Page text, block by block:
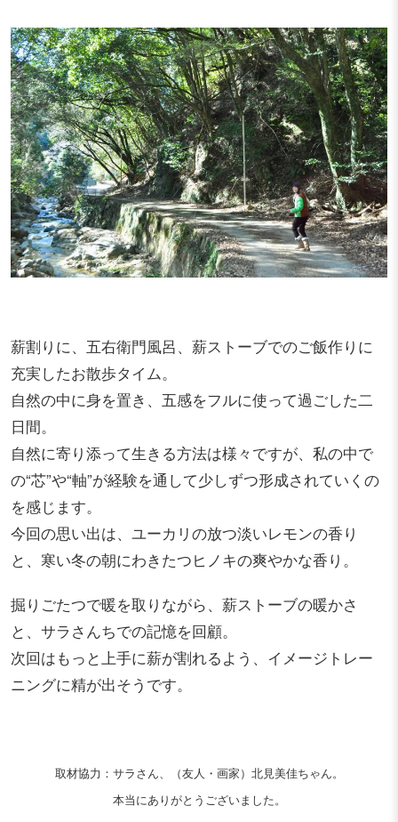
薪割りに、五右衛門風呂、薪ストーブでのご飯作りに
充実したお散歩タイム。
自然の中に身を置き、五感をフルに使って過ごした二
日間。
自然に寄り添って生きる方法は様々ですが、私の中で
の“芯”や“軸”が経験を通して少しずつ形成されていくの
を感じます。
今回の思い出は、ユーカリの放つ淡いレモンの香り
と、寒い冬の朝にわきたつヒノキの爽やかな香り。
掘りごたつで暖を取りながら、薪ストーブの暖かさ
と、サラさんちでの記憶を回顧。
次回はもっと上手に薪が割れるよう、イメージトレー
ニングに精が出そうです。
取材協力：サラさん、（友人・画家）北見美佳ちゃん。
本当にありがとうございました。